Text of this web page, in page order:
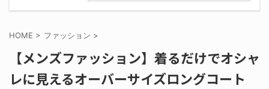
HOME > ファッション >
【メンズファッション】着るだけでオシャ
レに見えるオーバーサイズロングコート